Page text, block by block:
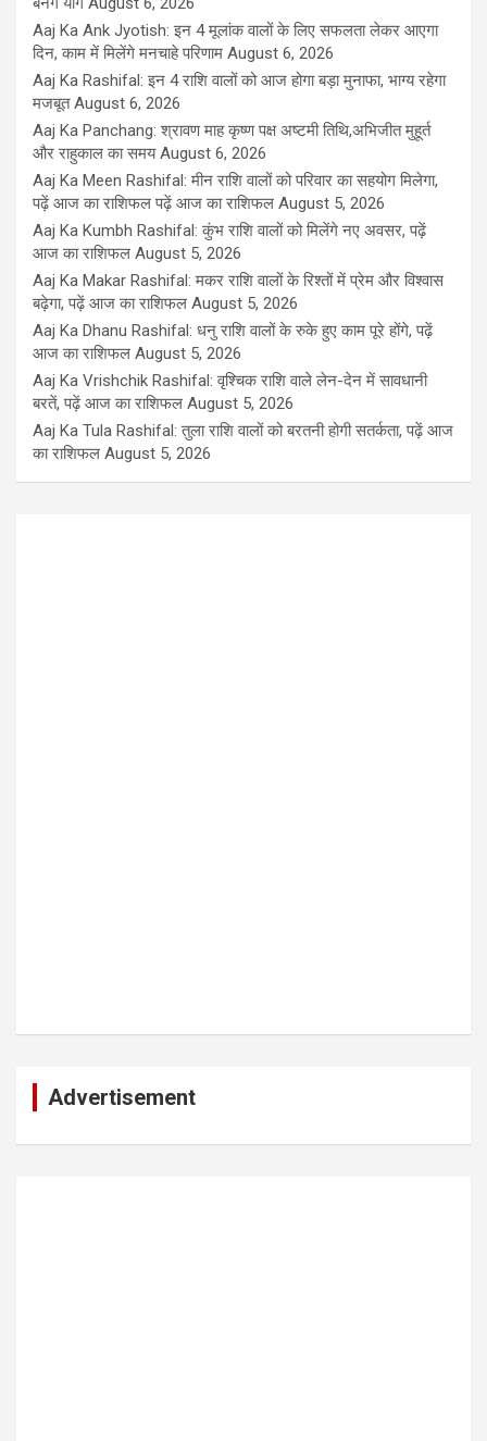
Aaj Ka Ank Jyotish: इन 4 मूलांक वालों के लिए सफलता लेकर आएगा
दिन, काम में मिलेंगे मनचाहे परिणाम August 6, 2026
Aaj Ka Rashifal: इन 4 राशि वालों को आज होगा बड़ा मुनाफा, भाग्य रहेगा
मजबूत August 6, 2026
Aaj Ka Panchang: श्रावण माह कृष्ण पक्ष अष्टमी तिथि,अभिजीत मुहूर्त
और राहुकाल का समय August 6, 2026
Aaj Ka Meen Rashifal: मीन राशि वालों को परिवार का सहयोग मिलेगा,
पढ़ें आज का राशिफल पढ़ें आज का राशिफल August 5, 2026
Aaj Ka Kumbh Rashifal: कुंभ राशि वालों को मिलेंगे नए अवसर, पढ़ें
आज का राशिफल August 5, 2026
Aaj Ka Makar Rashifal: मकर राशि वालों के रिश्तों में प्रेम और विश्वास
बढ़ेगा, पढ़ें आज का राशिफल August 5, 2026
Aaj Ka Dhanu Rashifal: धनु राशि वालों के रुके हुए काम पूरे होंगे, पढ़ें
आज का राशिफल August 5, 2026
Aaj Ka Vrishchik Rashifal: वृश्चिक राशि वाले लेन-देन में सावधानी
बरतें, पढ़ें आज का राशिफल August 5, 2026
Aaj Ka Tula Rashifal: तुला राशि वालों को बरतनी होगी सतर्कता, पढ़ें आज
का राशिफल August 5, 2026
Advertisement